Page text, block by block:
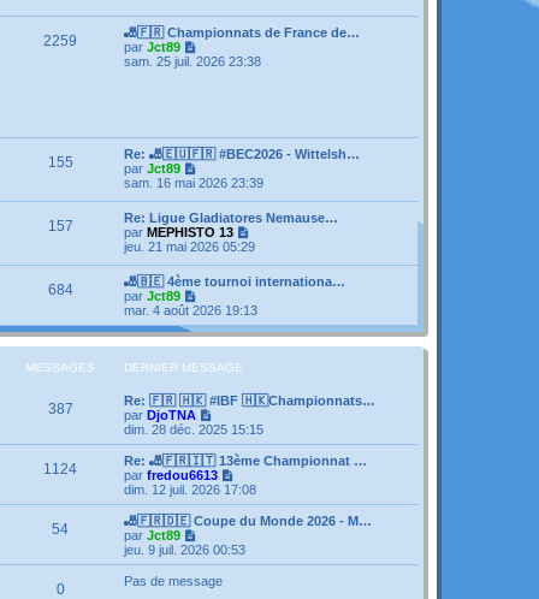
s
a
e
r
m
e
s
e
d
e
r
m
s
s
a
g
e
2259
🎳🇫🇷 Championnats de France de…
par Jct89
o
e
r
n
i
e
r
m
e
s
s
a
g
e
sam. 25 juil. 2026 23:38
155
Re: 🎳🇪🇺🇫🇷 #BEC2026 - Wittelsh…
par Jct89
o
r
l
e
d
e
r
i
e
r
e
s
a
g
e
sam. 16 mai 2026 23:39
157
Re: Ligue Gladiatores Nemause…
par MEPHISTO 13
o
r
l
e
d
e
r
r
e
s
s
g
e
jeu. 21 mai 2026 05:29
684
🎳🇧🇪 4ème tournoi internationa…
par Jct89
o
i
r
e
e
r
n
i
e
r
m
e
s
g
e
mar. 4 août 2026 19:13
MESSAGES DERNIER MESSAGE
387
Re: 🇫🇷 🇭🇰 #IBF 🇭🇰Championnats…
par DjoTNA
o
i
r
l
e
r
n
i
r
dim. 28 déc. 2025 15:15
1124
Re: 🎳🇫🇷🇮🇹 13ème Championnat …
par fredou6613
o
i
r
e
dim. 12 juil. 2026 17:08
54
🎳🇫🇷🇩🇪 Coupe du Monde 2026 - M…
par Jct89
o
i
r
jeu. 9 juil. 2026 00:53
0 Pas de message